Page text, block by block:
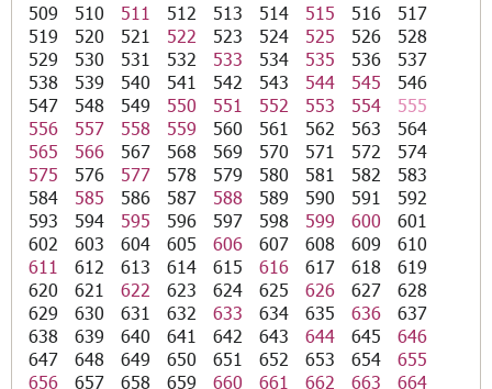
509
510 511 512 513 514 515 516
517
519
520 521 522 523 524 525 526
528
529
530 531 532 533 534 535 536
537
538
539 540 541 542 543 544 545
546
547
548 549 550 551 552 553 554
555
556
557 558 559 560 561 562 563
564
565
566 567 568 569 570 571 572
574
575
576 577 578 579 580 581 582
583
584
585 586 587 588 589 590 591
592
593
594 595 596 597 598 599 600
601
602
603 604 605 606 607 608 609
610
611
612 613 614 615 616 617 618
619
620
621 622 623 624 625 626 627
628
629
630 631 632 633 634 635 636
637
638
639 640 641 642 643 644 645
646
647
648 649 650 651 652 653 654
655
656
657 658 659 660 661 662 663
664